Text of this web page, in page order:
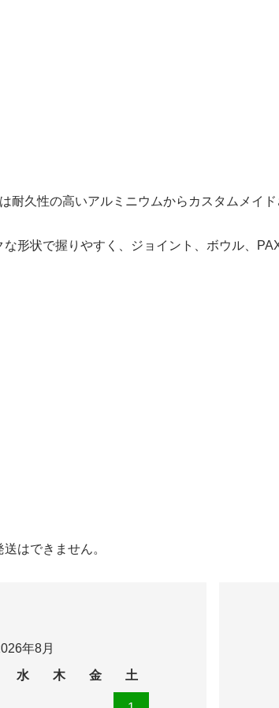
耐久性の高いアルミニウムからカスタムメイ
な形状で握りやすく、ジョイント、ボウル、
はできません。
年8月
水 木 金 土